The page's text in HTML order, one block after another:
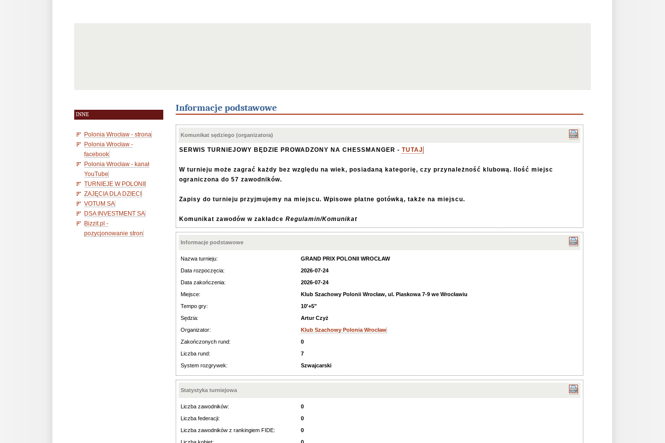
INNE
Polonia Wrocław - strona
Polonia Wrocław -
facebook
Polonia Wrocław - kanał
YouTube
TURNIEJE W POLONII
ZAJĘCIA DLA DZIECI
VOTUM SA
DSA INVESTMENT SA
Bizzit.pl -
pozycjonowanie stron
Informacje podstawowe
Komunikat sędziego (organizatora)
SERWIS TURNIEJOWY BĘDZIE PROWADZONY NA CHESSMANGER - TUTAJ
W turnieju może zagrać każdy bez względu na wiek, posiadaną kategorię, czy przynależność klubową. Ilość miejsc
ograniczona do 57 zawodników.
Zapisy do turnieju przyjmujemy na miejscu. Wpisowe płatne gotówką, także na miejscu.
Komunikat zawodów w zakładce Regulamin/Komunikat
Informacje podstawowe
Nazwa turnieju:
GRAND PRIX POLONII WROCŁAW
Data rozpoczęcia:
2026-07-24
Data zakończenia:
2026-07-24
Miejsce:
Klub Szachowy Polonii Wrocław, ul. Piaskowa 7-9 we Wrocławiu
Tempo gry:
10'+5"
Sędzia:
Artur Czyż
Organizator:
Klub Szachowy Polonia Wrocław
Zakończonych rund:
0
Liczba rund:
7
System rozgrywek:
Szwajcarski
Statystyka turniejowa
Liczba zawodników:
0
Liczba federacji:
0
Liczba zawodników z rankingiem FIDE:
0